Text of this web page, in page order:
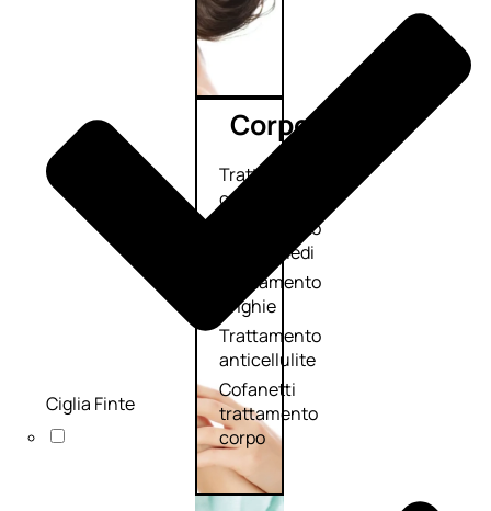
Corpo
Trattamento
corpo
Trattamento
mani e piedi
Trattamento
unghie
Trattamento
anticellulite
Cofanetti
trattamento
corpo
Ciglia Finte